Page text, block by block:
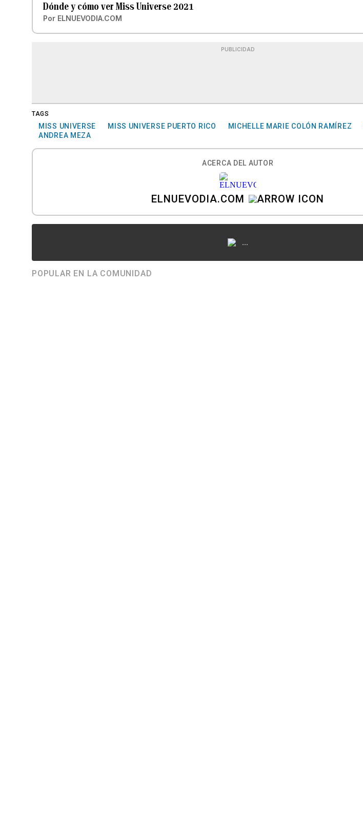
Dónde y cómo ver Miss Universe 2021
Por ELNUEVODIA.COM
PUBLICIDAD
TAGS
MISS UNIVERSE MISS UNIVERSE PUERTO RICO MICHELLE MARIE COLÓN RAMÍREZ
ANDREA MEZA
ACERCA DEL AUTOR
ELNUEVODIA.COM
...
POPULAR EN LA COMUNIDAD